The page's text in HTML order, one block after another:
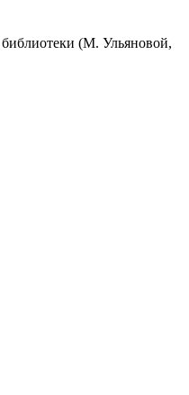
(М. Ульяновой,